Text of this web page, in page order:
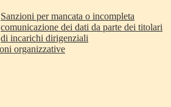
Sanzioni per mancata o incompleta
comunicazione dei dati da parte dei titolari
di incarichi dirigenziali
organizzative